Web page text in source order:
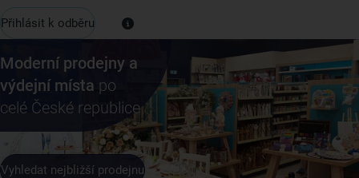
Přihlásit k odběru
Moderní prodejny a
výdejní místa po
celé České republice
Vyhledat nejbližší prodejnu